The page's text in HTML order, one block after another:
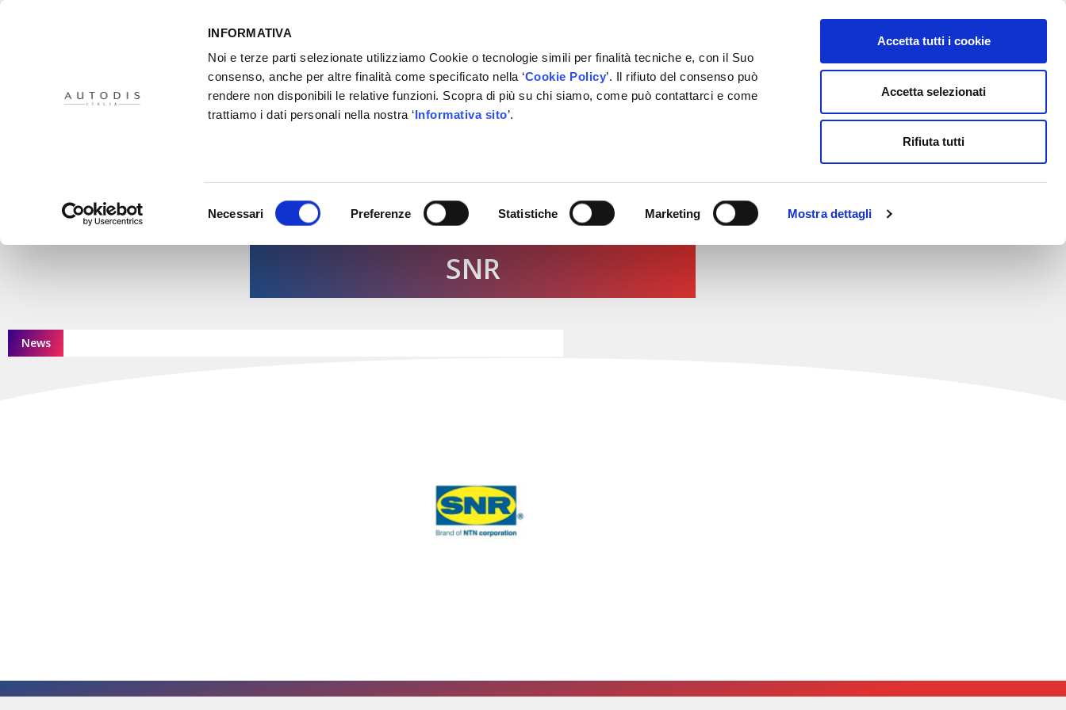
INFORMATIVA
Noi e terze parti selezionate utilizziamo Cookie o tecnologie simili per finalità tecniche e, con il Suo
consenso, anche per altre finalità come specificato nella ‘Cookie Policy’. Il rifiuto del consenso può
rendere non disponibili le relative funzioni. Scopra di più su chi siamo, come può contattarci e come
trattiamo i dati personali nella nostra ‘Informativa sito’.
del
Necessari Preferenze Statistiche Marketing Mostra dettagli
Accetta tutti i cookie
Accetta selezionati
Rifiuta tutti
IL PROGETTO DISTRIBUTORI XMASTER PRIVATE LABEL FORNITORI PARTNER BACHECA CONTATTI AREA RISERVATA
SNR
News